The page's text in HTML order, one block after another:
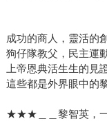
成功的商人，靈活的
狗仔隊教父，民主運
上帝恩典活生生的見
這些都是外界眼中的
★★★＿＿黎智英，一